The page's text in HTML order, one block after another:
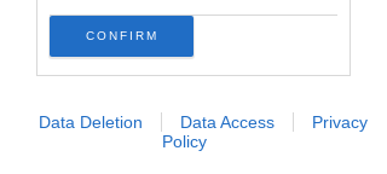
CONFIRM
Data Deletion Data Access
Privacy
Policy
Prima di iniziare prepara pesati i seguenti
ingredienti:
biscotti senza glutine e latticini)
- 100 g di burro a temperatura ambiente